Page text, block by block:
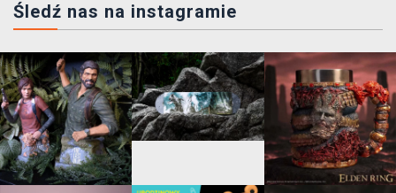
Śledź nas na instagramie